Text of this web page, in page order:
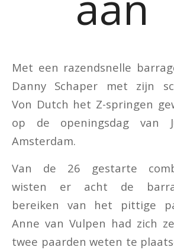
Met een razendsnelle
Danny Schaper met zijn
Von Dutch het Z-springen
op de openingsdag van
Amsterdam.
Van de 26 gestarte
wisten er acht de
bereiken van het pittige
Anne van Vulpen had zich
twee paarden weten te